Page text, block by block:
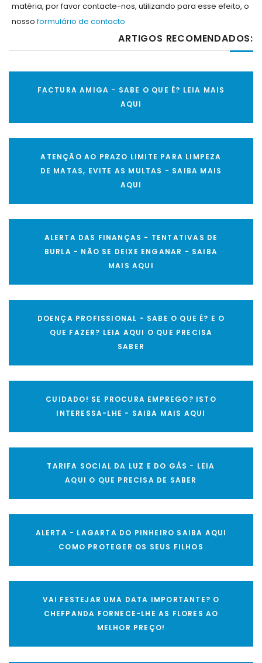
matéria, por favor contacte-nos, utilizando para esse efeito, o
nossoformulário de contacto
ARTIGOS RECOMENDADOS:
FACTURA AMIGA - SABE O QUE É? LEIA MAIS
AQUI
ATENÇÃO AO PRAZO LIMITE PARA LIMPEZA
DE MATAS, EVITE AS MULTAS - SAIBA MAIS
AQUI
ALERTA DAS FINANÇAS - TENTATIVAS DE
BURLA - NÃO SE DEIXE ENGANAR - SAIBA
MAIS AQUI
DOENÇA PROFISSIONAL - SABE O QUE É? E O
QUE FAZER? LEIA AQUI O QUE PRECISA
SABER
CUIDADO! SE PROCURA EMPREGO? ISTO
INTERESSA-LHE - SAIBA MAIS AQUI
TARIFA SOCIAL DA LUZ E DO GÁS - LEIA
AQUI O QUE PRECISA DE SABER
ALERTA - LAGARTA DO PINHEIRO SAIBA AQUI
COMO PROTEGER OS SEUS FILHOS
VAI FESTEJAR UMA DATA IMPORTANTE? O
CHEFPANDA FORNECE-LHE AS FLORES AO
MELHOR PREÇO!